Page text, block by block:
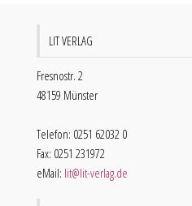
LIT VERLAG
Fresnostr. 2
48159 Münster
Telefon: 0251 62032 0
Fax: 0251 231972
eMail: lit@lit-verlag.de